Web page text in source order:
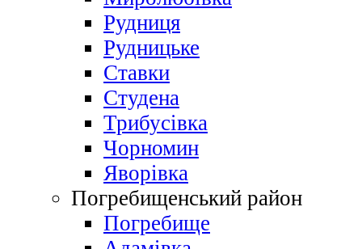
Рудниця
Рудницьке
Ставки
Студена
Трибусівка
Чорномин
Яворівка
Погребищенський район
Погребище